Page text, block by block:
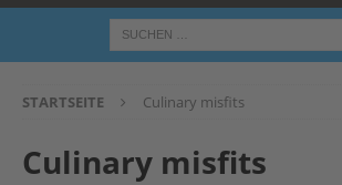
STARTSEITE Culinary misfits
Culinary misfits